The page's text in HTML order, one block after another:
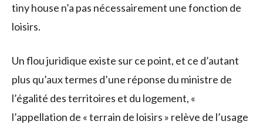
tiny house n’a pas nécessairement une fonction de
loisirs.
Un flou juridique existe sur ce point, et ce d’autant
plus qu’aux termes d’une réponse du ministre de
l’égalité des territoires et du logement, «
l’appellation de « terrain de loisirs » relève de l’usage